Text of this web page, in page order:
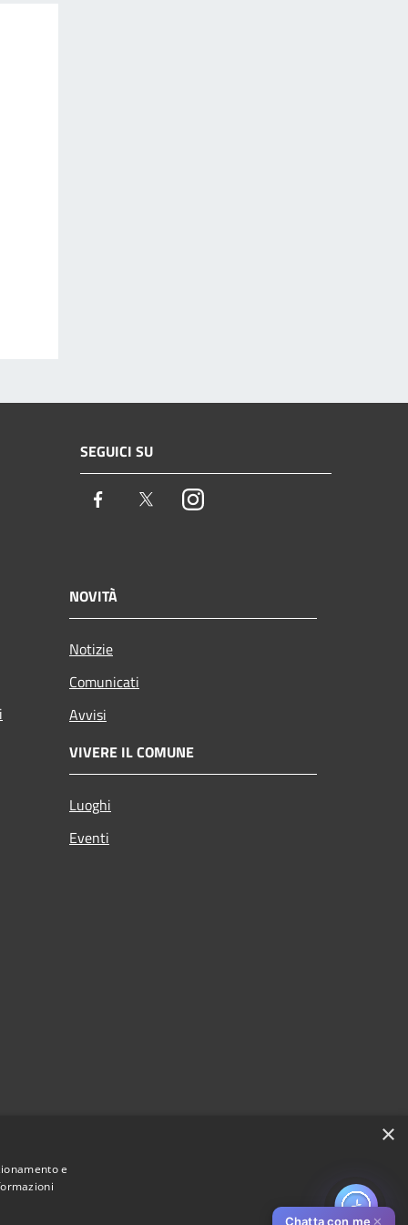
SEGUICI SU
Facebook TwitterInstagram
NOVITÀ
Notizie
Comunicati
Avvisi
VIVERE IL COMUNE
Luoghi
Eventi
Chatta con me ✕
×
e